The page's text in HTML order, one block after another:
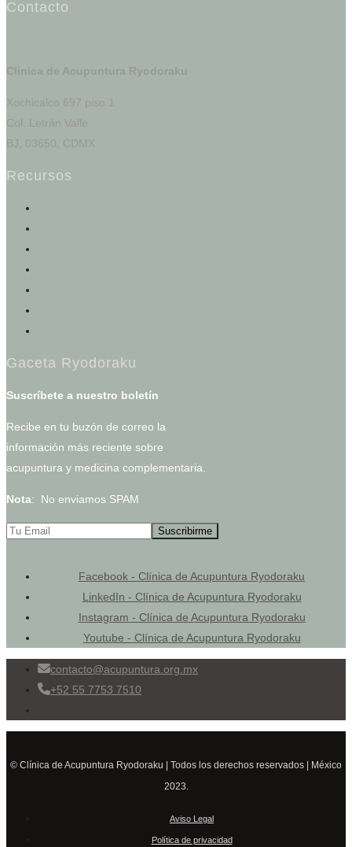
Contacto
Clinica de Acupuntura Ryodoraku
Xochicalco 697 piso 1
Col. Letrán Valle
BJ, 03650, CDMX
Recursos
Gaceta Ryodoraku
Suscríbete a nuestro boletín
Recibe en tu buzón de correo la
información más reciente sobre
acupuntura y medicina complementaria.
Nota: No enviamos SPAM
Facebook - Clínica de Acupuntura Ryodoraku
LinkedIn - Clínica de Acupuntura Ryodoraku
Instagram - Clínica de Acupuntura Ryodoraku
Youtube - Clínica de Acupuntura Ryodoraku
contacto@acupuntura.org.mx
+52 55 7753 7510
© Clínica de Acupuntura Ryodoraku | Todos los derechos reservados | México
2023.
Aviso Legal
Política de privacidad